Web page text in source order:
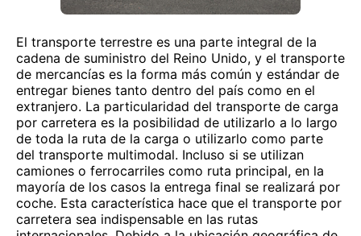
El transporte terrestre es una parte integral de la
cadena de suministro del Reino Unido, y el transporte
de mercancías es la forma más común y estándar de
entregar bienes tanto dentro del país como en el
extranjero. La particularidad del transporte de carga
por carretera es la posibilidad de utilizarlo a lo largo
de toda la ruta de la carga o utilizarlo como parte
del transporte multimodal. Incluso si se utilizan
camiones o ferrocarriles como ruta principal, en la
mayoría de los casos la entrega final se realizará por
coche. Esta característica hace que el transporte por
carretera sea indispensable en las rutas